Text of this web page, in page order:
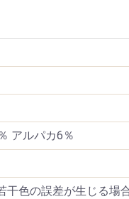
アルパカ6％
色の誤差が生じる場